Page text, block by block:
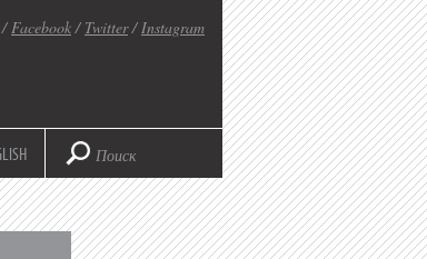
/Facebook/ Twitter/Instagram